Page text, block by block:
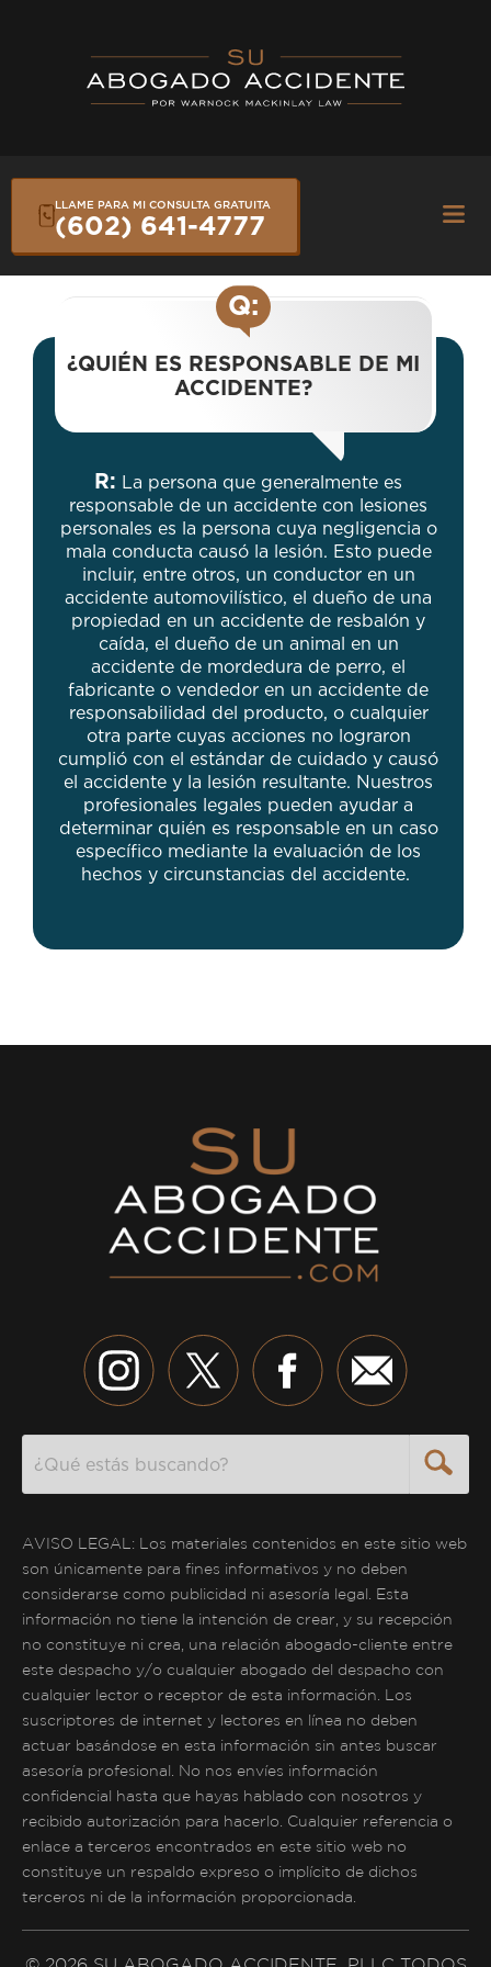
LLAME PARA MI CONSULTA GRATUITA
(602) 641-4777
Q:
¿QUIÉN ES RESPONSABLE DE MI
ACCIDENTE?
R: La persona que generalmente es
responsable de un accidente con lesiones
personales es la persona cuya negligencia o
mala conducta causó la lesión. Esto puede
incluir, entre otros, un conductor en un
accidente automovilístico, el dueño de una
propiedad en un accidente de resbalón y
caída, el dueño de un animal en un
accidente de mordedura de perro, el
fabricante o vendedor en un accidente de
responsabilidad del producto, o cualquier
otra parte cuyas acciones no lograron
cumplió con el estándar de cuidado y causó
el accidente y la lesión resultante. Nuestros
profesionales legales pueden ayudar a
determinar quién es responsable en un caso
específico mediante la evaluación de los
hechos y circunstancias del accidente.
AVISO LEGAL: Los materiales contenidos en este sitio web
son únicamente para fines informativos y no deben
considerarse como publicidad ni asesoría legal. Esta
información no tiene la intención de crear, y su recepción
no constituye ni crea, una relación abogado-cliente entre
este despacho y/o cualquier abogado del despacho con
cualquier lector o receptor de esta información. Los
suscriptores de internet y lectores en línea no deben
actuar basándose en esta información sin antes buscar
asesoría profesional. No nos envíes información
confidencial hasta que hayas hablado con nosotros y
recibido autorización para hacerlo. Cualquier referencia o
enlace a terceros encontrados en este sitio web no
constituye un respaldo expreso o implícito de dichos
terceros ni de la información proporcionada.